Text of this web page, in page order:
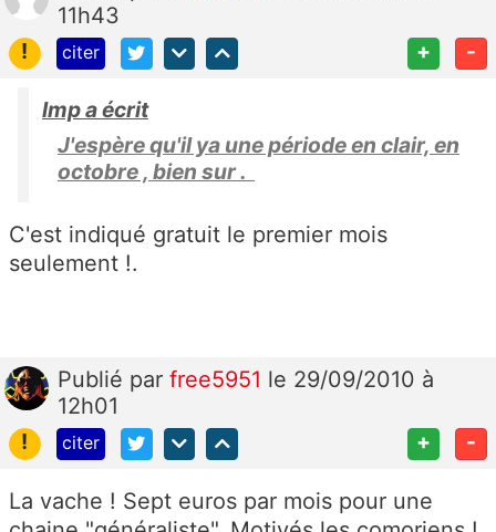
11h43
!
citer + -
lmp a écrit
J'espère qu'il ya une période en clair, en
octobre , bien sur .
C'est indiqué gratuit le premier mois
seulement !.
Publié par free5951 le 29/09/2010 à
12h01
!
citer + -
La vache ! Sept euros par mois pour une